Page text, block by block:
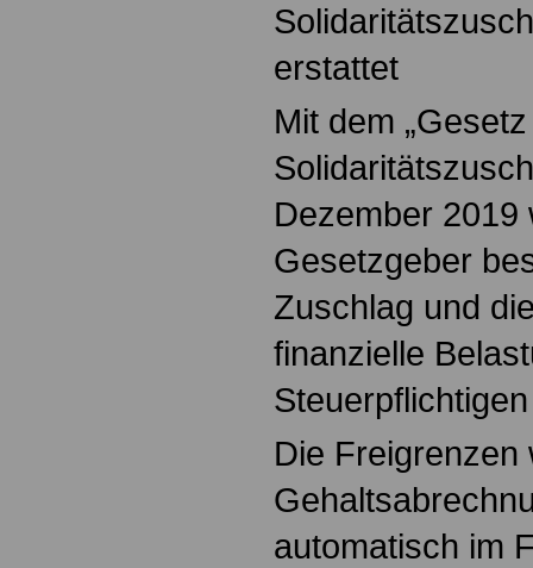
erstattet
Mit dem
Dezember 2019
Gesetzgeber
Zuschlag und
finanzielle
Die Freigrenzen
automatisch im